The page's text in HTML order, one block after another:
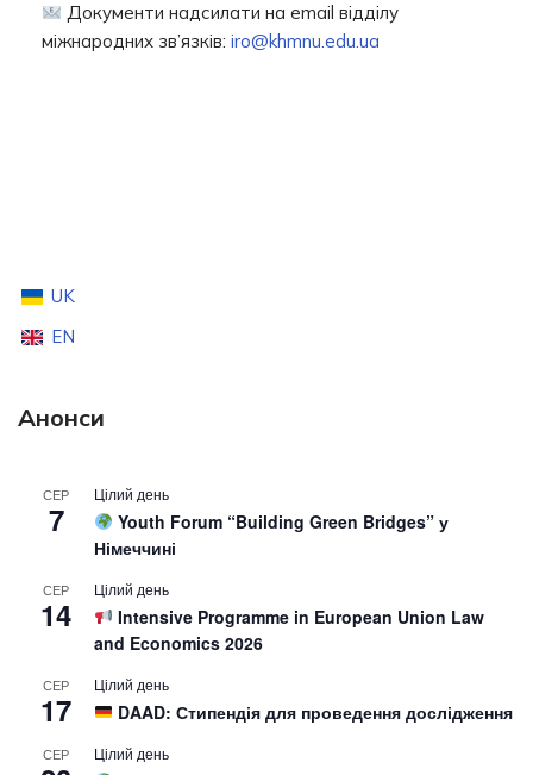
Документи надсилати на email відділу
міжнародних зв’язків: iro@khmnu.edu.ua
UK
EN
Анонси
СЕР
7
Цілий день
Youth Forum “Building Green Bridges” у
Німеччині
СЕР
14
Цілий день
Intensive Programme in European Union Law
and Economics 2026
СЕР
17
Цілий день
DAAD: Стипендія для проведення дослідження
СЕР Цілий день